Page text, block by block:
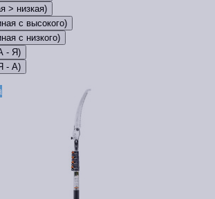
> низкая)
с высокого)
с низкого)
- Я)
- А)